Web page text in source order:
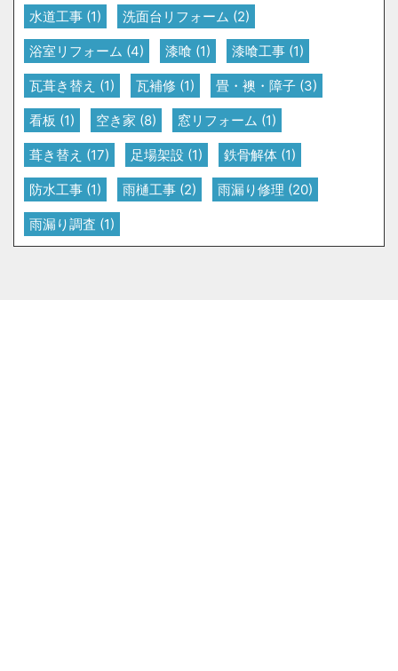
水道工事 (1) 洗面台リフォーム (2)
浴室リフォーム (4) 漆喰 (1) 漆喰工事 (1)
瓦葺き替え (1) 瓦補修 (1) 畳・襖・障子 (3)
看板 (1) 空き家 (8) 窓リフォーム (1)
葺き替え (17) 足場架設 (1) 鉄骨解体 (1)
防水工事 (1) 雨樋工事 (2) 雨漏り修理 (20)
雨漏り調査 (1)